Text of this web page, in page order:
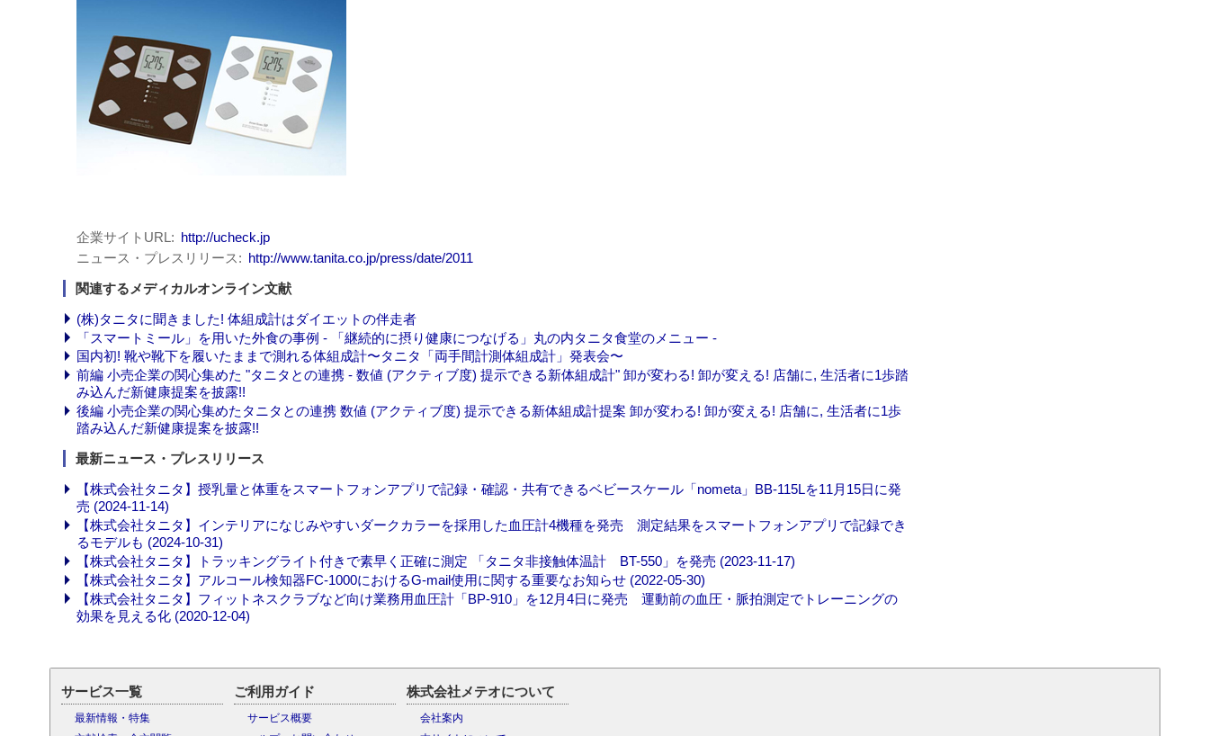
企業サイトURL
http://ucheck.jp
ニュース・プレスリリース
http://www.tanita.co.jp/press/date/2011
関連するメディカルオンライン文献
(株)タニタに聞きました! 体組成計はダイエットの伴走者
「スマートミール」を用いた外食の事例 - 「継続的に摂り健康につなげる」丸の内タニタ食堂のメニュー -
国内初! 靴や靴下を履いたままで測れる体組成計〜タニタ「両手間計測体組成計」発表会〜
前編 小売企業の関心集めた "タニタとの連携 - 数値 (アクティブ度) 提示できる新体組成計" 卸が変わる! 卸が変える! 店舗に, 生活者に1歩踏
み込んだ新健康提案を披露!!
後編 小売企業の関心集めたタニタとの連携 数値 (アクティブ度) 提示できる新体組成計提案 卸が変わる! 卸が変える! 店舗に, 生活者に1歩
踏み込んだ新健康提案を披露!!
最新ニュース・プレスリリース
【株式会社タニタ】授乳量と体重をスマートフォンアプリで記録・確認・共有できるベビースケール「nometa」BB-115Lを11月15日に発
売 (2024-11-14)
【株式会社タニタ】インテリアになじみやすいダークカラーを採用した血圧計4機種を発売 測定結果をスマートフォンアプリで記録でき
るモデルも (2024-10-31)
【株式会社タニタ】トラッキングライト付きで素早く正確に測定 「タニタ非接触体温計 BT-550」を発売 (2023-11-17)
【株式会社タニタ】アルコール検知器FC-1000におけるG-mail使用に関する重要なお知らせ (2022-05-30)
【株式会社タニタ】フィットネスクラブなど向け業務用血圧計「BP-910」を12月4日に発売 運動前の血圧・脈拍測定でトレーニングの
効果を見える化 (2020-12-04)
サービス一覧
最新情報・特集
ご利用ガイド
サービス概要
株式会社メテオについて
会社案内